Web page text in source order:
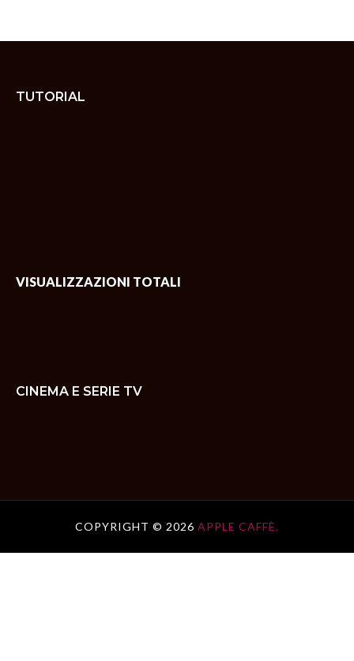
TUTORIAL
VISUALIZZAZIONI TOTALI
CINEMA E SERIE TV
COPYRIGHT © 2026 APPLE CAFFÈ.